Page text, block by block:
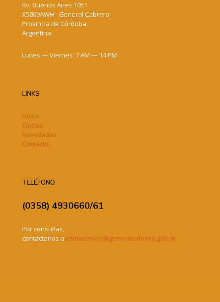
Bv. Buenos Aires 1051
X5809AWH - General Cabrera
Provincia de Córdoba
Argentina
Lunes — Viernes: 7 AM — 14 PM
LINKS
Home
Ciudad
Novedades
Contacto
TELÉFONO
(0358) 4930660/61
Por consultas,
contáctanos a contactenos@generalcabrera.gob.ar